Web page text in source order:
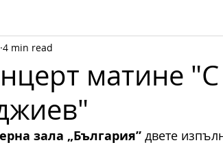
матине
4 min read
зала „България” двете